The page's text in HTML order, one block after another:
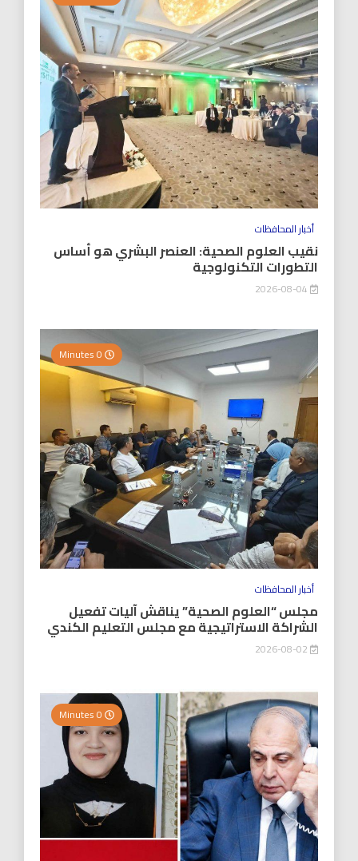
أخبار المحافظات
نقيب العلوم الصحية: العنصر البشري هو أساس
التطورات التكنولوجية
أخبار المحافظات
مجلس “العلوم الصحية” يناقش آليات تفعيل
الشراكة الاستراتيجية مع مجلس التعليم الكندي